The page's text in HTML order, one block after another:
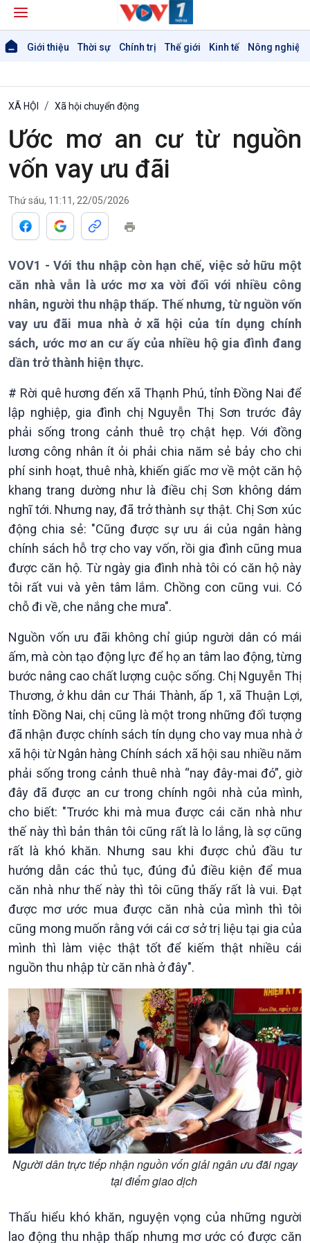
Giới thiệu Thời sự Chính trị Thế giới Kinh tế Nông nghiệp
Thời sự 6h
Thời sự 12h
Thời sự 18h
Thời sự 21h30
Bản tin
Chuyên mục
Theo dòng Thời sự
Chính trị
Tin Chính trị
Chính phủ với người dân
Quốc hội với cử tri
Xây dựng đảng
Đảng trong cuộc sống
Nhận diện sự thật
Pháp luật và đời sống
Thế giới
Tin thế giới
Vấn đề quốc tế
Hồ sơ sự kiện quốc tế
Thế giới & Việt Nam
Biên cương - Một dải vững
bền
Kinh tế
Tin Kinh tế
Sức sống hàng Việt
Khởi nghiệp
Nông nghiệp & Biển đảo
Tin Nông nghiệp & Biển
đảo
Biển đảo Việt Nam
Tâm tình biên giới và hải
XÃ HỘI Xã hội chuyển động
Ước mơ an cư từ nguồn
vốn vay ưu đãi
Thứ sáu, 11:11, 22/05/2026
VOV1 - Với thu nhập còn hạn chế, việc sở hữu một
căn nhà vẫn là ước mơ xa vời đối với nhiều công
nhân, người thu nhập thấp. Thế nhưng, từ nguồn vốn
vay ưu đãi mua nhà ở xã hội của tín dụng chính
sách, ước mơ an cư ấy của nhiều hộ gia đình đang
dần trở thành hiện thực.
# Rời quê hương đến xã Thạnh Phú, tỉnh Đồng Nai để
lập nghiệp, gia đình chị Nguyễn Thị Sơn trước đây
phải sống trong cảnh thuê trọ chật hẹp. Với đồng
lương công nhân ít ỏi phải chia năm sẻ bảy cho chi
phí sinh hoạt, thuê nhà, khiến giấc mơ về một căn hộ
khang trang dường như là điều chị Sơn không dám
nghĩ tới. Nhưng nay, đã trở thành sự thật. Chị Sơn xúc
động chia sẻ: "Cũng được sự ưu ái của ngân hàng
chính sách hỗ trợ cho vay vốn, rồi gia đình cũng mua
được căn hộ. Từ ngày gia đình nhà tôi có căn hộ này
tôi rất vui và yên tâm lắm. Chồng con cũng vui. Có
chỗ đi về, che nắng che mưa".
Nguồn vốn ưu đãi không chỉ giúp người dân có mái
ấm, mà còn tạo động lực để họ an tâm lao động, từng
bước nâng cao chất lượng cuộc sống. Chị Nguyễn Thị
Thương, ở khu dân cư Thái Thành, ấp 1, xã Thuận Lợi,
tỉnh Đồng Nai, chị cũng là một trong những đối tượng
đã nhận được chính sách tín dụng cho vay mua nhà ở
xã hội từ Ngân hàng Chính sách xã hội sau nhiều năm
phải sống trong cảnh thuê nhà “nay đây-mai đó”, giờ
đây đã được an cư trong chính ngôi nhà của mình,
cho biết: "Trước khi mà mua được cái căn nhà như
thế này thì bản thân tôi cũng rất là lo lắng, là sợ cũng
rất là khó khăn. Nhưng sau khi được chủ đầu tư
hướng dẫn các thủ tục, đúng đủ điều kiện để mua
căn nhà như thế này thì tôi cũng thấy rất là vui. Đạt
được mơ ước mua được căn nhà của mình thì tôi
cũng mong muốn rằng với cái cơ sở trị liệu tại gia của
mình thì làm việc thật tốt để kiếm thật nhiều cái
nguồn thu nhập từ căn nhà ở đây".
Người dân trực tiếp nhận nguồn vốn giải ngân ưu đãi ngay
tại điểm giao dịch
Thấu hiểu khó khăn, nguyện vọng của những người
lao động thu nhập thấp nhưng mơ ước có được căn